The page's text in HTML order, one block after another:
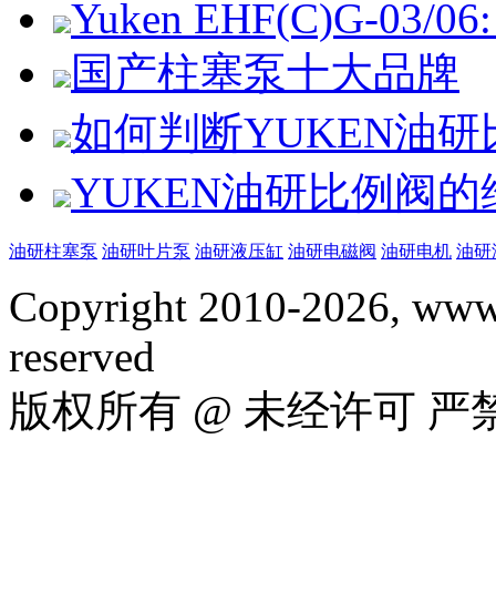
Yuken EHF(C)G-03/
国产柱塞泵十大品牌
如何判断YUKEN油
YUKEN油研比例阀的
油研柱塞泵 油研叶片泵 油研液压缸 油研电磁阀 油研电机 油研
Copyright 2010-2026,
reserved
版权所有 @ 未经许可 严